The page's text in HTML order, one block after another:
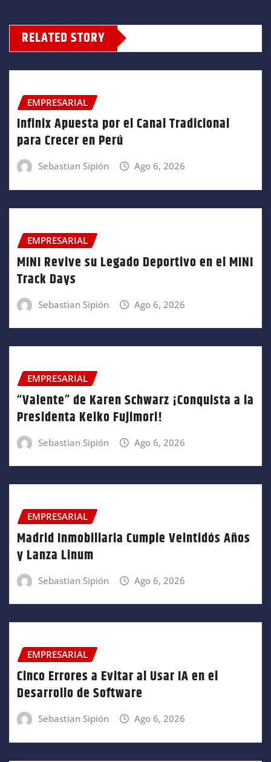
RELATED STORY
EMPRESARIAL
Infinix Apuesta por el Canal Tradicional
para Crecer en Perú
Sebastian Sipión Ago 6, 2026
EMPRESARIAL
MINI Revive su Legado Deportivo en el MINI
Track Days
Sebastian Sipión Ago 6, 2026
EMPRESARIAL
“Valente” de Karen Schwarz ¡Conquista a la
Presidenta Keiko Fujimori!
Sebastian Sipión Ago 6, 2026
EMPRESARIAL
Madrid Inmobiliaria Cumple Veintidós Años
y Lanza Linum
Sebastian Sipión Ago 6, 2026
EMPRESARIAL
Cinco Errores a Evitar al Usar IA en el
Desarrollo de Software
Sebastian Sipión Ago 6, 2026